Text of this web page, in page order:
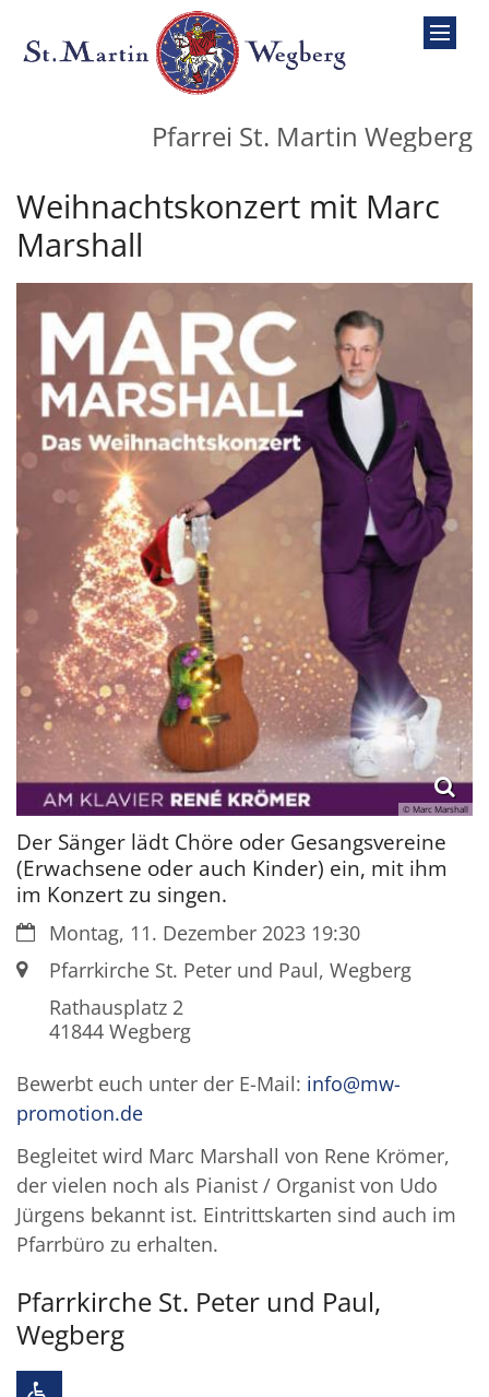
Zum Inhalt springen
Pfarrei St. Martin Wegberg
Weihnachtskonzert mit Marc
Marshall
© Marc Marshall
Der Sänger lädt Chöre oder Gesangsvereine
(Erwachsene oder auch Kinder) ein, mit ihm
im Konzert zu singen.
Datum:Montag, 11. Dezember 2023 19:30
Ort: Pfarrkirche St. Peter und Paul, Wegberg
Rathausplatz 2
41844 Wegberg
Bewerbt euch unter der E-Mail: info@mw-
promotion.de
Begleitet wird Marc Marshall von Rene Krömer,
der vielen noch als Pianist / Organist von Udo
Jürgens bekannt ist. Eintrittskarten sind auch im
Pfarrbüro zu erhalten.
Pfarrkirche St. Peter und Paul,
Wegberg